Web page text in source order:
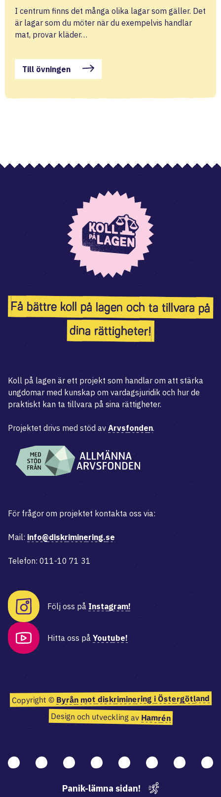
I centrum finns det många olika lagar som gäller. Det
är lagar som du möter när du exempelvis handlar
mat, provar kläder…
Till övningen
Panik-lämna sidan!
Få bättre koll på lagen och ta tillvara på
dina rättigheter!
Koll på lagen är ett projekt som handlar om att stärka
ungdomar med kunskap om vardagsjuridik och hur de
praktiskt kan ta tillvara på sina rättigheter.
Projektet drivs med stöd av Arvsfonden.
För frågor om projektet kontakta oss via:
Mail: info@diskriminering.se
Telefon: 011-10 71 31
Följ oss på Instagram!
Hitta oss på Youtube!
Copyright © Byrån mot diskriminering i Östergötland
Design och utveckling av Hamrén